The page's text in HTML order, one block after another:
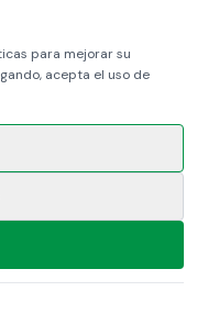
para mejorar su
acepta el uso de